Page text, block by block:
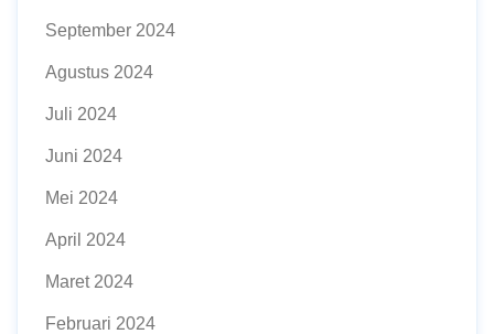
September 2024
Agustus 2024
Juli 2024
Juni 2024
Mei 2024
April 2024
Maret 2024
Februari 2024